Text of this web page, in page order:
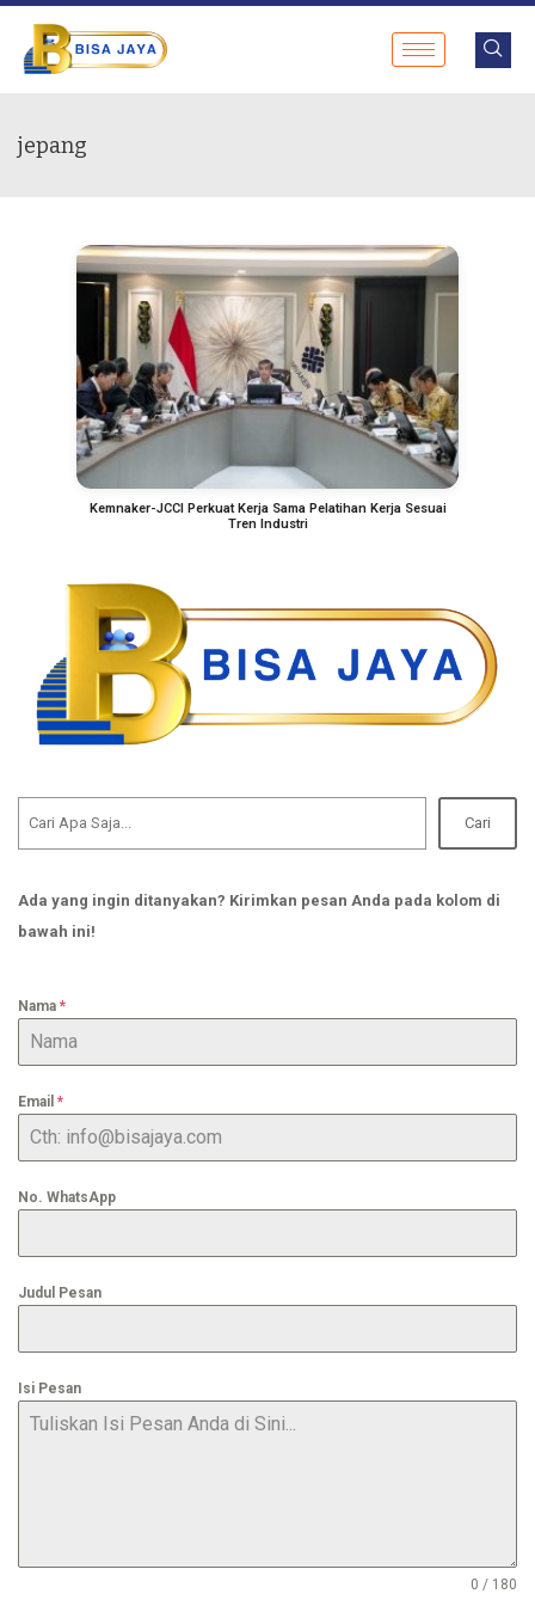
jepang
Kemnaker-JCCI Perkuat Kerja Sama Pelatihan Kerja Sesuai
Tren Industri
Cari
Ada yang ingin ditanyakan? Kirimkan pesan Anda pada kolom di
bawah ini!
Nama *
Email *
No. WhatsApp
Judul Pesan
Isi Pesan
0 / 180